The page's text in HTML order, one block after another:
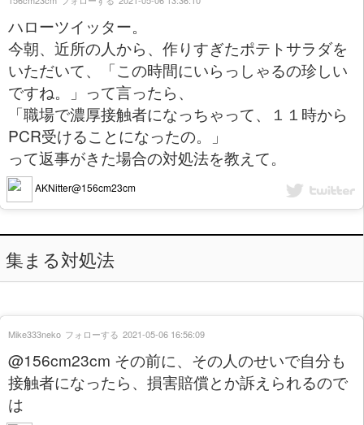
ハローツイッター。
今朝、近所の人から、作りすぎたポテトサラダを
いただいて、「この時間にいらっしゃるの珍しい
ですね。」って言ったら、
「職場で濃厚接触者になっちゃって、１１時から
PCR受けることになったの。」
って返事がきた場合の対処法を教えて。
AKNitter@156cm23cm
集まる対処法
@156cm23cm その前に、その人のせいで自分も
接触者になったら、損害賠償とか訴えられるので
は
Mike333neko フォローする 2021-05-06 16:56:09